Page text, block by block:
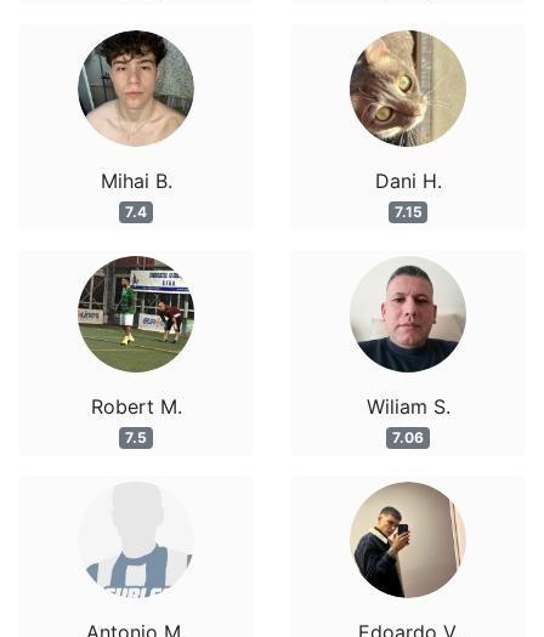
Mihai B.
7.4
Robert M.
7.5
Antonio M.
Dani H.
7.15
Wiliam S.
7.06
Edoardo V.